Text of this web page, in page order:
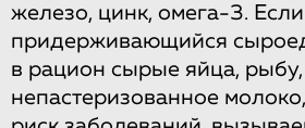
железо, цинк, омега-3. Если
придерживающийся
в рацион сырые яйца, рыбу,
непастеризованное